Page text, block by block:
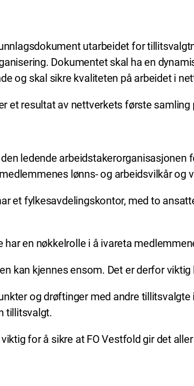
utarbeidet for
Dokumentet skal ha en
og skal sikre kvaliteten på arbeidet i
et resultat av nettverkets første
ledende arbeidstakerorganisasjonen
lønns- og arbeidsvilkår
et fylkesavdelingskontor, med to
har en nøkkelrolle i å ivareta
kan kjennes ensom. Det er derfor
og drøftinger med andre
tillitsvalgt.
for å sikre at FO Vestfold gir det